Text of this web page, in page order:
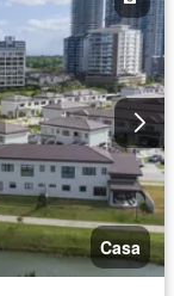
Casa